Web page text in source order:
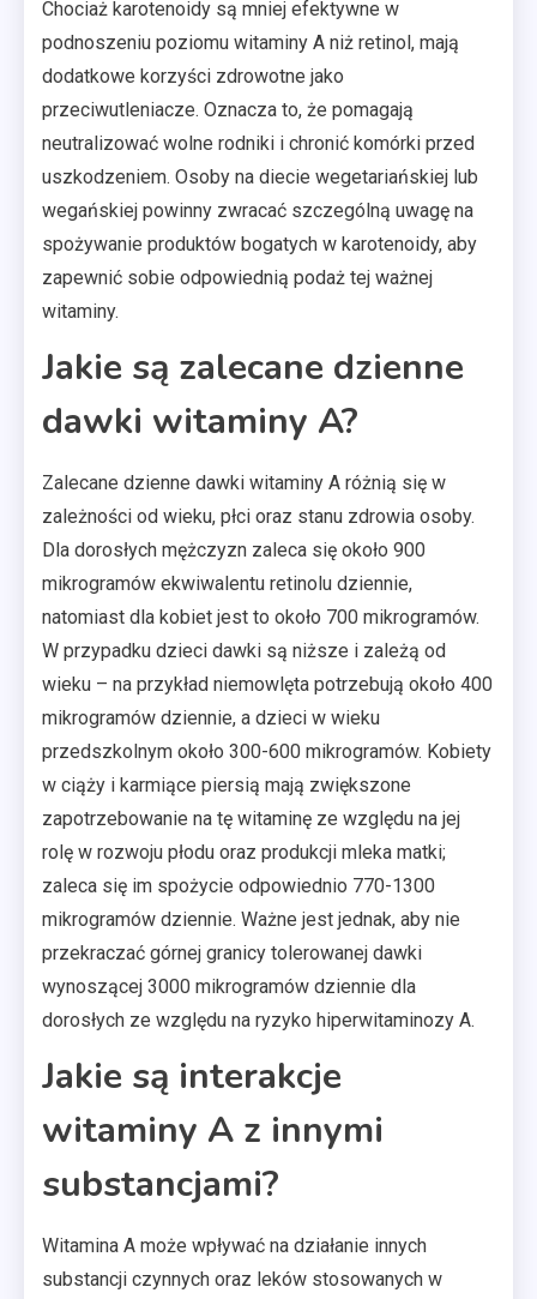
Chociaż karotenoidy są mniej efektywne w
podnoszeniu poziomu witaminy A niż retinol, mają
dodatkowe korzyści zdrowotne jako
przeciwutleniacze. Oznacza to, że pomagają
neutralizować wolne rodniki i chronić komórki przed
uszkodzeniem. Osoby na diecie wegetariańskiej lub
wegańskiej powinny zwracać szczególną uwagę na
spożywanie produktów bogatych w karotenoidy, aby
zapewnić sobie odpowiednią podaż tej ważnej
witaminy.
Jakie są zalecane dzienne
dawki witaminy A?
Zalecane dzienne dawki witaminy A różnią się w
zależności od wieku, płci oraz stanu zdrowia osoby.
Dla dorosłych mężczyzn zaleca się około 900
mikrogramów ekwiwalentu retinolu dziennie,
natomiast dla kobiet jest to około 700 mikrogramów.
W przypadku dzieci dawki są niższe i zależą od
wieku – na przykład niemowlęta potrzebują około 400
mikrogramów dziennie, a dzieci w wieku
przedszkolnym około 300-600 mikrogramów. Kobiety
w ciąży i karmiące piersią mają zwiększone
zapotrzebowanie na tę witaminę ze względu na jej
rolę w rozwoju płodu oraz produkcji mleka matki;
zaleca się im spożycie odpowiednio 770-1300
mikrogramów dziennie. Ważne jest jednak, aby nie
przekraczać górnej granicy tolerowanej dawki
wynoszącej 3000 mikrogramów dziennie dla
dorosłych ze względu na ryzyko hiperwitaminozy A.
Jakie są interakcje
witaminy A z innymi
substancjami?
Witamina A może wpływać na działanie innych
substancji czynnych oraz leków stosowanych w